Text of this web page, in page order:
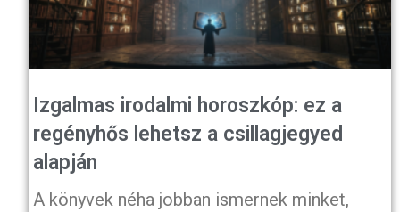
Izgalmas irodalmi horoszkóp: ez a
regényhős lehetsz a csillagjegyed
alapján
A könyvek néha jobban ismernek minket,